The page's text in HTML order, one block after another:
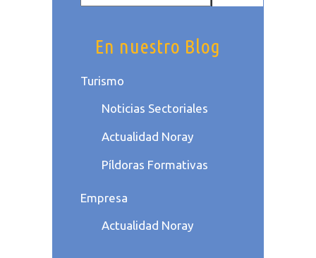
En nuestro Blog
Turismo
Noticias Sectoriales
Actualidad Noray
Píldoras Formativas
Empresa
Actualidad Noray